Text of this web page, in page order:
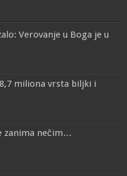
Verovanje u Boga je u
miliona vrsta biljki i
zanima nečim…